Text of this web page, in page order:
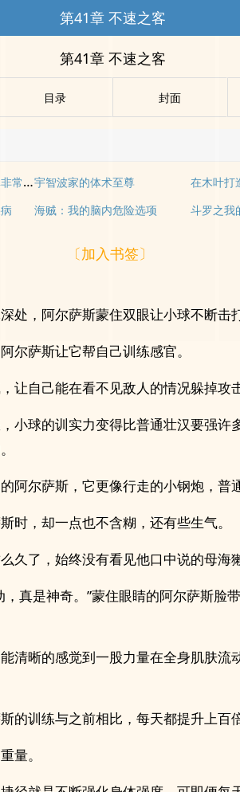
第41章 不速之客
第41章 不速之客
目录 封面
天赋拉满的我，下次还填非常简单宇智波家的体术至尊
在木叶打
海贼：我的脑内危险选项 斗罗之我
〔加入书签〕
处，阿尔萨斯蒙住双眼让小球不断击
尔萨斯让它帮自己训练感官。
让自己能在看不见敌人的情况躲掉攻击
小球的训实力变得比普通壮汉要强许
阿尔萨斯，它更像行走的小钢炮，普
时，却一点也不含糊，还有些生气。
久了，始终没有看见他口中说的母海
，真是神奇。”蒙住眼睛的阿尔萨斯脸
清晰的感觉到一股力量在全身肌肤流
的训练与之前相比，每天都提升上百
量。